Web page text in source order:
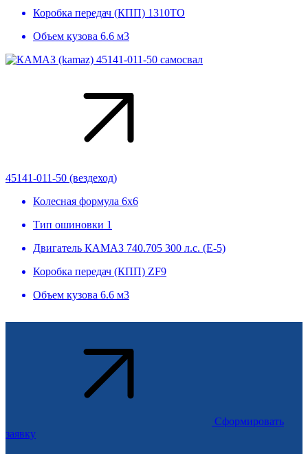
Коробка передач (КПП) 1310ТО
Объем кузова 6.6 м3
45141-011-50 (вездеход)
Колесная формула 6х6
Тип ошиновки 1
Двигатель КАМАЗ 740.705 300 л.с. (Е-5)
Коробка передач (КПП) ZF9
Объем кузова 6.6 м3
Сформировать
заявку